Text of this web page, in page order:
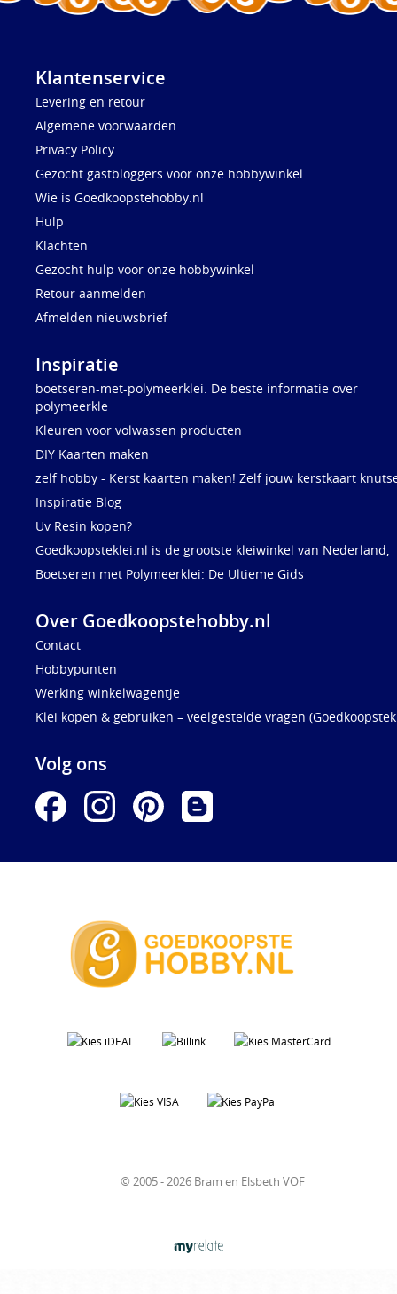
Klantenservice
Levering en retour
Algemene voorwaarden
Privacy Policy
Gezocht gastbloggers voor onze hobbywinkel
Wie is Goedkoopstehobby.nl
Hulp
Klachten
Gezocht hulp voor onze hobbywinkel
Retour aanmelden
Afmelden nieuwsbrief
Inspiratie
boetseren-met-polymeerklei. De beste informatie over
polymeerkle
Kleuren voor volwassen producten
DIY Kaarten maken
zelf hobby - Kerst kaarten maken! Zelf jouw kerstkaart
Inspiratie Blog
Uv Resin kopen?
Goedkoopsteklei.nl is de grootste kleiwinkel van Nederland,
Boetseren met Polymeerklei: De Ultieme Gids
Over Goedkoopstehobby.nl
Contact
Hobbypunten
Werking winkelwagentje
Klei kopen & gebruiken – veelgestelde vragen
Volg ons
© 2005 - 2026 Bram en Elsbeth VOF